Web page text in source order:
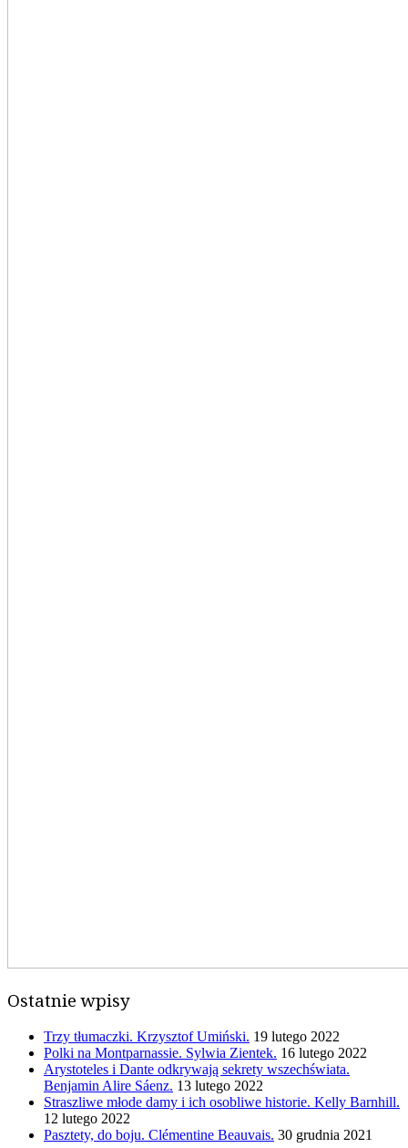
Ostatnie wpisy
Trzy tłumaczki. Krzysztof Umiński. 19 lutego 2022
Polki na Montparnassie. Sylwia Zientek. 16 lutego 2022
Arystoteles i Dante odkrywają sekrety wszechświata.
Benjamin Alire Sáenz. 13 lutego 2022
Straszliwe młode damy i ich osobliwe historie. Kelly Barnhill.
12 lutego 2022
Pasztety, do boju. Clémentine Beauvais. 30 grudnia 2021